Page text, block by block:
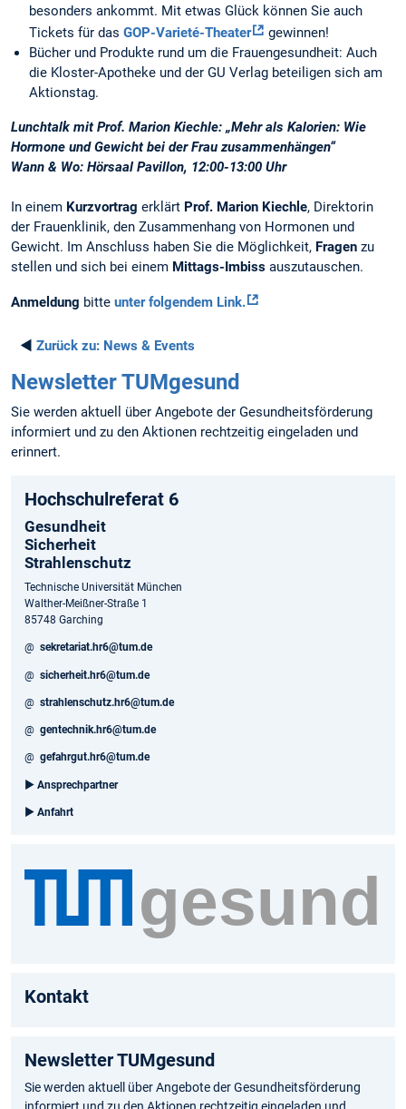
besonders ankommt. Mit etwas Glück können Sie auch
Tickets für das GOP-Varieté-Theater
gewinnen!
Bücher und Produkte rund um die Frauengesundheit: Auch
die Kloster-Apotheke und der GU Verlag beteiligen sich am
Aktionstag.
Lunchtalk mit Prof. Marion Kiechle: „Mehr als Kalorien: Wie
Hormone und Gewicht bei der Frau zusammenhängen“
Wann & Wo: Hörsaal Pavillon, 12:00-13:00 Uhr
In einem Kurzvortrag erklärt Prof. Marion Kiechle, Direktorin
der Frauenklinik, den Zusammenhang von Hormonen und
Gewicht. Im Anschluss haben Sie die Möglichkeit, Fragen zu
stellen und sich bei einem Mittags-Imbiss auszutauschen.
Anmeldung bitte unter folgendem Link.
◄ Zurück zu: News & Events
Newsletter TUMgesund
Sie werden aktuell über Angebote der Gesundheitsförderung
informiert und zu den Aktionen rechtzeitig eingeladen und
erinnert.
Hochschulreferat 6
Gesundheit
Sicherheit
Strahlenschutz
Technische Universität München
Walther-Meißner-Straße 1
85748 Garching
@ sekretariat.hr6@tum.de
@ sicherheit.hr6@tum.de
@ strahlenschutz.hr6@tum.de
@ gentechnik.hr6@tum.de
@ gefahrgut.hr6@tum.de
► Ansprechpartner
► Anfahrt
Kontakt
Newsletter TUMgesund
Sie werden aktuell über Angebote der Gesundheitsförderung